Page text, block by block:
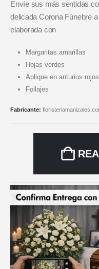
Envíe sus más sentidas
delicada Corona Fúnebre
elaborada con
Margaritas amarillas
Hojas verdes
Aplique en anturios rojos
Follajes
Fabricante: